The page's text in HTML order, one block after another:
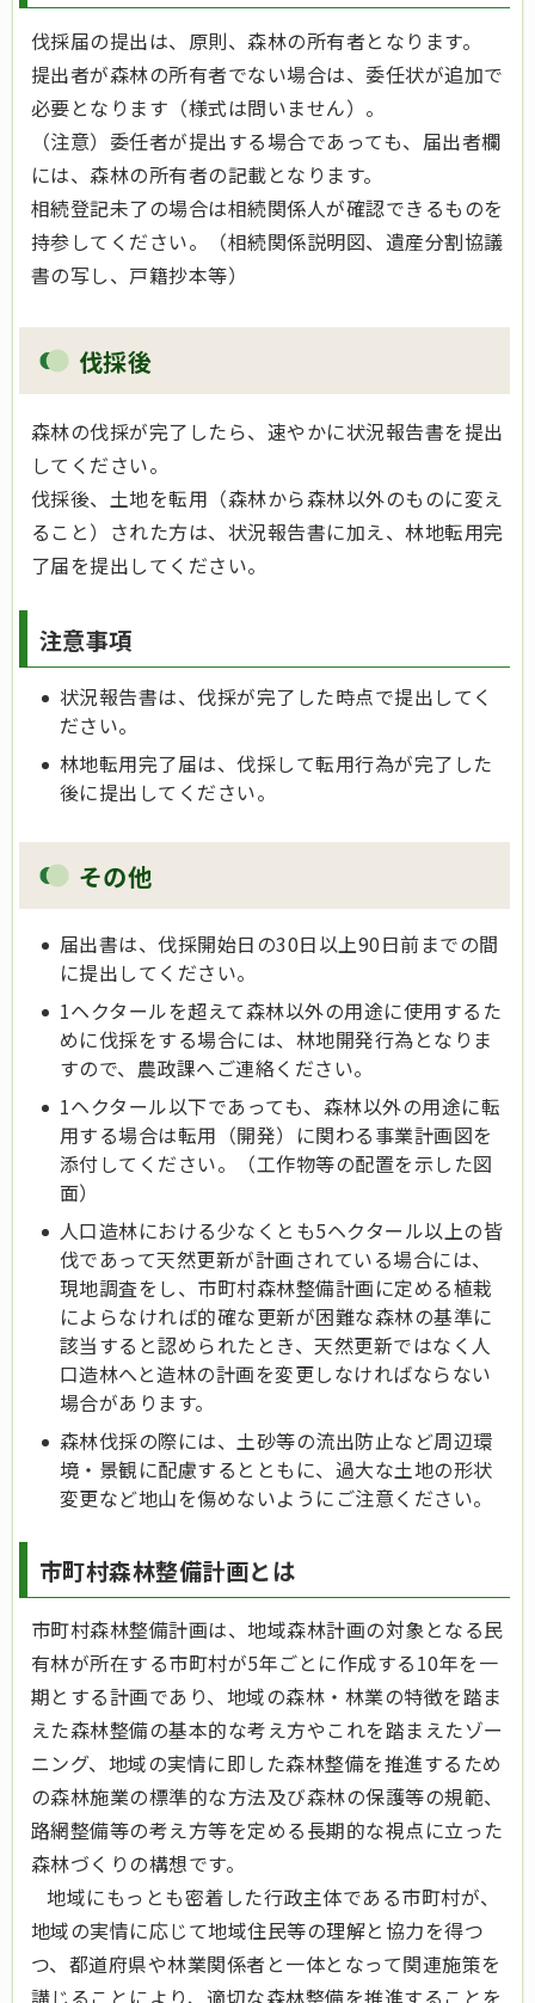
伐採届の提出は、原則、森林の所有者となります。
提出者が森林の所有者でない場合は、委任状が追加で
必要となります（様式は問いません）。
（注意）委任者が提出する場合であっても、届出者欄
には、森林の所有者の記載となります。
相続登記未了の場合は相続関係人が確認できるものを
持参してください。（相続関係説明図、遺産分割協議
書の写し、戸籍抄本等）
伐採後
森林の伐採が完了したら、速やかに状況報告書を提出
してください。
伐採後、土地を転用（森林から森林以外のものに変え
ること）された方は、状況報告書に加え、林地転用完
了届を提出してください。
注意事項
状況報告書は、伐採が完了した時点で提出してく
ださい。
林地転用完了届は、伐採して転用行為が完了した
後に提出してください。
その他
届出書は、伐採開始日の30日以上90日前までの間
に提出してください。
1ヘクタールを超えて森林以外の用途に使用するた
めに伐採をする場合には、林地開発行為となりま
すので、農政課へご連絡ください。
1ヘクタール以下であっても、森林以外の用途に転
用する場合は転用（開発）に関わる事業計画図を
添付してください。（工作物等の配置を示した図
面）
人口造林における少なくとも5ヘクタール以上の皆
伐であって天然更新が計画されている場合には、
現地調査をし、市町村森林整備計画に定める植栽
によらなければ的確な更新が困難な森林の基準に
該当すると認められたとき、天然更新ではなく人
口造林へと造林の計画を変更しなければならない
場合があります。
森林伐採の際には、土砂等の流出防止など周辺環
境・景観に配慮するとともに、過大な土地の形状
変更など地山を傷めないようにご注意ください。
市町村森林整備計画とは
市町村森林整備計画は、地域森林計画の対象となる民
有林が所在する市町村が5年ごとに作成する10年を一
期とする計画であり、地域の森林・林業の特徴を踏ま
えた森林整備の基本的な考え方やこれを踏まえたゾー
ニング、地域の実情に即した森林整備を推進するため
の森林施業の標準的な方法及び森林の保護等の規範、
路網整備等の考え方等を定める長期的な視点に立った
森林づくりの構想です。
地域にもっとも密着した行政主体である市町村が、
地域の実情に応じて地域住民等の理解と協力を得つ
つ、都道府県や林業関係者と一体となって関連施策を